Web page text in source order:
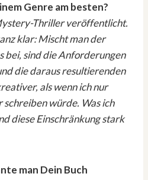
Genre am besten?
Thriller veröffentlicht.
klar: Mischt man der
bei, sind die Anforderungen
die daraus resultierenden
als wenn ich nur
würde. Was ich
diese Einschränkung stark
man Dein Buch